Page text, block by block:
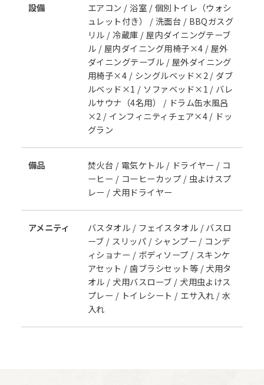
設備
エアコン / 浴室 / 個別トイレ（ウォシ
ュレット付き） / 洗面台 / BBQガスグ
リル / 冷蔵庫 / 屋内ダイニングテーブ
ル / 屋内ダイニング用椅子×4 / 屋外
ダイニングテーブル / 屋外ダイニング
用椅子×4 / シングルベッド×2 / ダブ
ルベッド×1 / ソファベッド×1 / バレ
ルサウナ（4名用） / ドラム缶水風呂
×2 / インフィニティチェア×4 / ドッ
グラン
備品
焚火台 / 電気ケトル / ドライヤー / コ
ーヒー / コーヒーカップ / 虫よけスプ
レー / 犬用ドライヤー
アメニティ
バスタオル / フェイスタオル / バスロ
ーブ / スリッパ / シャンプー / コンデ
ィショナー / ボディソープ / スキンケ
アセット / 歯ブラシセット等 / 犬用タ
オル / 犬用バスローブ / 犬用虫よけス
プレー / トイレシート / エサ入れ / 水
入れ